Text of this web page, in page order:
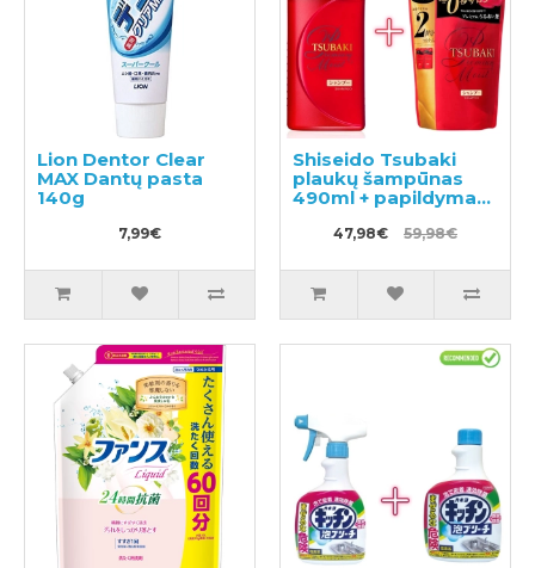
Lion Dentor Clear
MAX Dantų pasta
140g
7,99€
Shiseido Tsubaki
plaukų šampūnas
490ml + papildymas
47,98€ 59,98€